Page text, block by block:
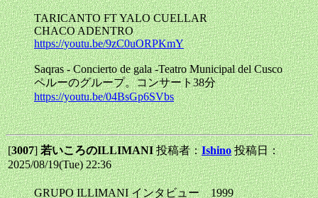
TARICANTO FT YALO CUELLAR
CHACO ADENTRO
https://youtu.be/9zC0uORPKmY
Saqras - Concierto de gala -Teatro Municipal del Cusco
ペルーのグループ。コンサート38分
https://youtu.be/04BsGp6SVbs
[3007]若いころのILLIMANI投稿者：Ishino 投稿日：
2025/08/19(Tue) 22:36
GRUPO ILLIMANI インタビュー 1999